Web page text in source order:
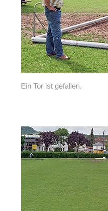
Ein Tor ist gefallen.